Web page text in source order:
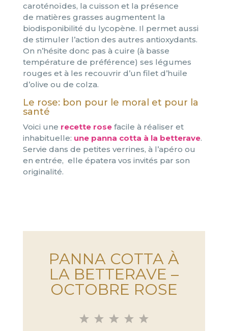
caroténoïdes, la cuisson et la présence
de matières grasses augmentent la
biodisponibilité du lycopène. Il permet aussi
de stimuler l’action des autres antioxydants.
On n’hésite donc pas à cuire (à basse
température de préférence) ses légumes
rouges et à les recouvrir d’un filet d’huile
d’olive ou de colza.
Le rose: bon pour le moral et pour la
santé
Voici une recette rosefacile à réaliser et
inhabituelle: une panna cotta à la betterave.
Servie dans de petites verrines, à l’apéro ou
en entrée, elle épatera vos invités par son
originalité.
PANNA COTTA À
LA BETTERAVE –
OCTOBRE ROSE
5
4
3
2
1